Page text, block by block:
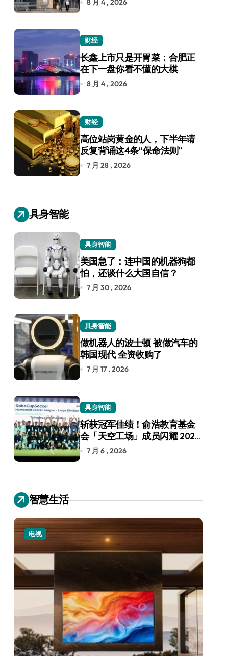
8 月 4 , 2026
财经
长鑫上市只是开胃菜：合肥正
在下一盘你看不懂的大棋
8 月 4 , 2026
财经
高位站岗黄金的人，下半年请
反复背诵这4条“保命法则”
7 月 28 , 2026
具身智能
具身智能
美国急了：连中国的机器狗都
怕，还谈什么大国自信？
7 月 30 , 2026
具身智能
做机器人的波士顿 被做汽车的
韩国现代 全资收购了
7 月 17 , 2026
具身智能
斩获冠军佳绩！俞浩教育基金
会「天空工场」成员闪耀 2026
RoboCup 机器人世界杯
7 月 6 , 2026
智慧生活
电视